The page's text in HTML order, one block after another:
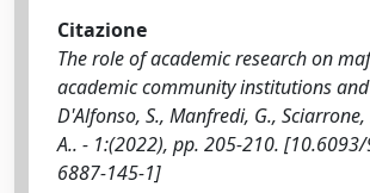
Citazione
The role of academic research on
academic community institutions
D'Alfonso, S., Manfredi, G., Sciarrone,
A.. - 1:(2022), pp. 205-210.
6887-145-1]